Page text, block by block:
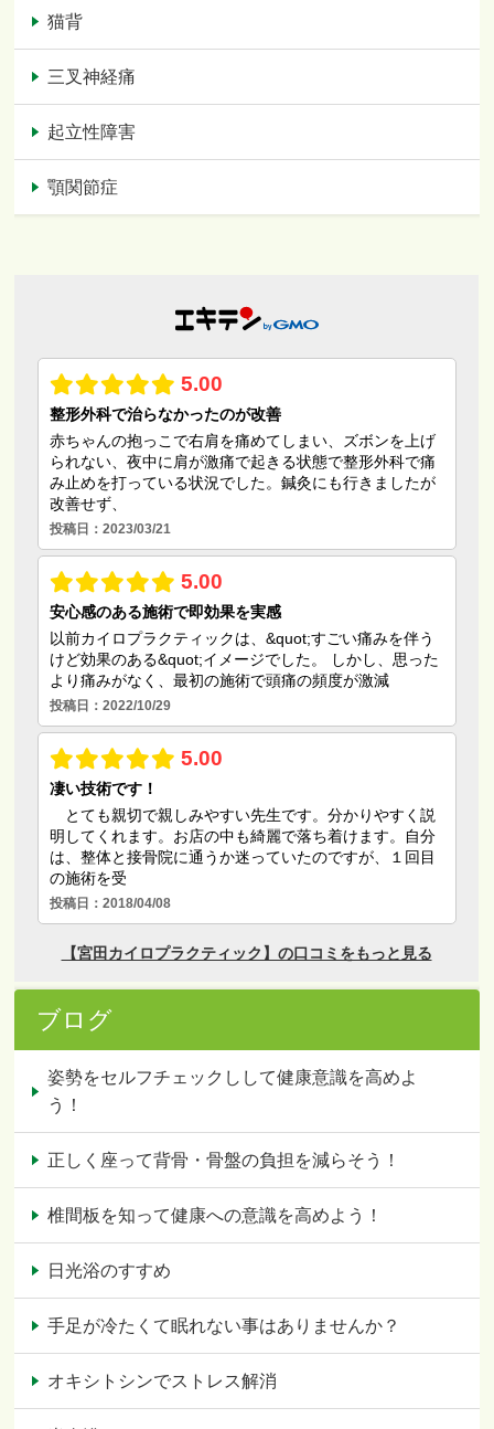
猫背
三叉神経痛
起立性障害
顎関節症
ブログ
姿勢をセルフチェックしして健康意識を高めよ
う！
正しく座って背骨・骨盤の負担を減らそう！
椎間板を知って健康への意識を高めよう！
日光浴のすすめ
手足が冷たくて眠れない事はありませんか？
オキシトシンでストレス解消